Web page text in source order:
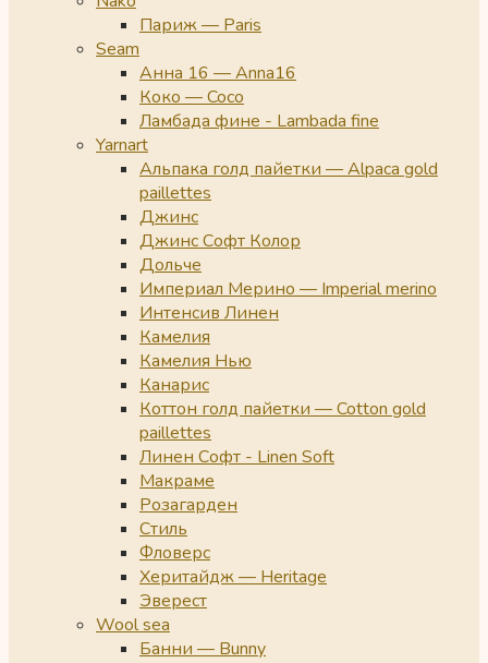
Париж — Paris
Seam
Анна 16 — Anna16
Коко — Coco
Ламбада фине - Lambada fine
Yarnart
Альпака голд пайетки — Alpaca gold
paillettes
Джинс
Джинс Софт Колор
Дольче
Империал Мерино — Imperial merino
Интенсив Линен
Камелия
Камелия Нью
Канарис
Коттон голд пайетки — Cotton gold
paillettes
Линен Софт - Linen Soft
Макраме
Розагарден
Стиль
Фловерс
Херитайдж — Heritage
Эверест
Wool sea
Банни — Bunny